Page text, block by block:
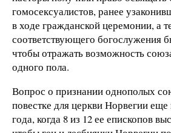
гомосексуалистов, ранее
в ходе гражданской церемонии, а
соответствующего богослужения
чтобы отражать возможность
одного пола.
Вопрос о признании однополых
повестке для церкви Норвегии
года, когда 8 из 12 ее епископов